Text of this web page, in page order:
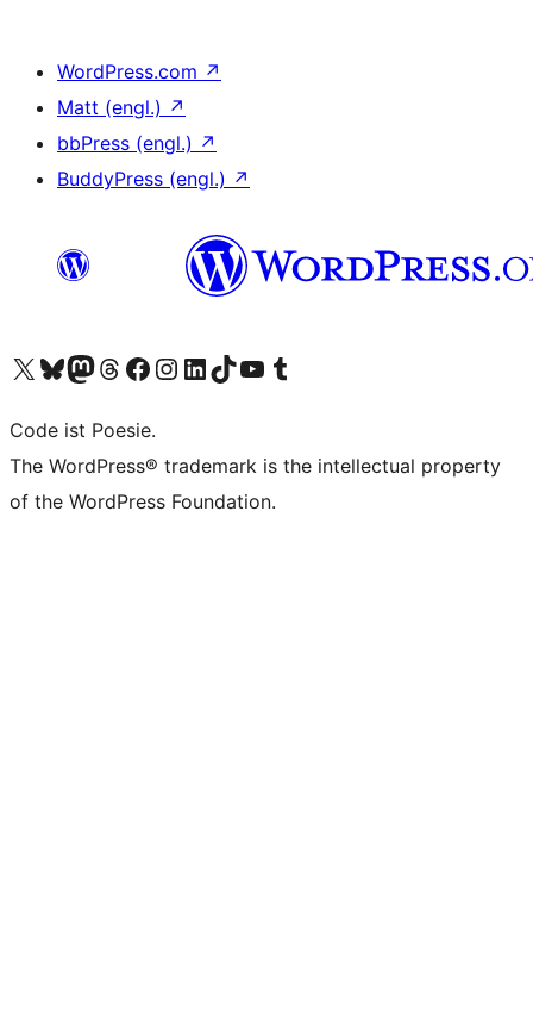
WordPress.com ↗
Matt (engl.) ↗
bbPress (engl.) ↗
BuddyPress (engl.) ↗
Das X-Konto (früher Twitter) von WordPress.org besuchen
Das Bluesky-Konto von WordPress.org besuchen
Das Mastodon-Konto von WordPress.org besuchen
Das Threads-Konto von WordPress.org besuchen
Die Facebook-Seite von WordPress.org besuchen
Das Instagram-Konto von WordPress.org besuchen
Das LinkedIn-Konto von WordPress.org besuchen
Das TikTok-Konto von WordPress.org besuchen
Den YouTube-Kanal von WordPress.org besuchen
Das Tumblr-Konto von WordPress.org besuchen
Code ist Poesie.
The WordPress® trademark is the intellectual property
of the WordPress Foundation.